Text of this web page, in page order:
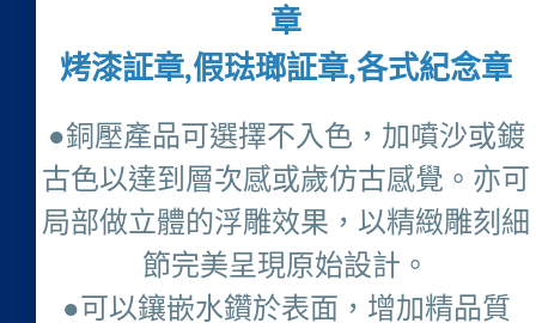
章
烤漆証章,假琺瑯証章,各式紀念章
●銅壓產品可選擇不入色，加噴沙或鍍
古色以達到層次感或歲仿古感覺。亦可
局部做立體的浮雕效果，以精緻雕刻細
節完美呈現原始設計。
●可以鑲嵌水鑽於表面，增加精品質